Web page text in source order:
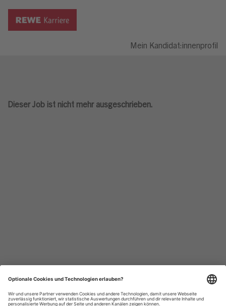
Mein Kandidat:innenprofil
Dieser Job ist nicht mehr ausgeschrieben.
Datenschutzhinweise